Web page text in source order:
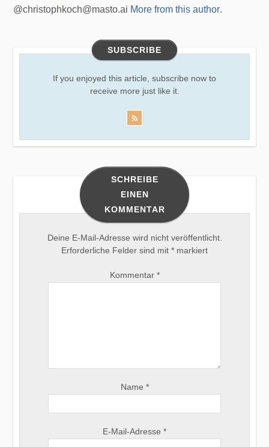
@christophkoch@masto.ai More from this author.
SUBSCRIBE
If you enjoyed this article, subscribe now to
receive more just like it.
SCHREIBE
EINEN
KOMMENTAR
Deine E-Mail-Adresse wird nicht veröffentlicht.
Erforderliche Felder sind mit * markiert
Kommentar *
Name *
E-Mail-Adresse *